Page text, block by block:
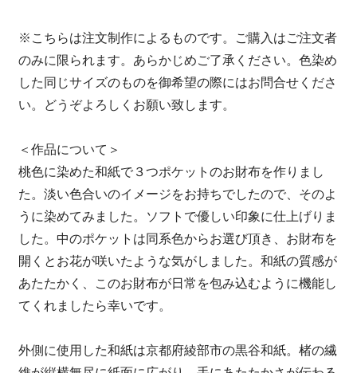
※こちらは注文制作によるものです。ご購入はご注文者
のみに限られます。あらかじめご了承ください。色染め
した同じサイズのものを御希望の際にはお問合せくださ
い。どうぞよろしくお願い致します。
＜作品について＞
桃色に染めた和紙で３つポケットのお財布を作りまし
た。淡い色合いのイメージをお持ちでしたので、そのよ
うに染めてみました。ソフトで優しい印象に仕上げりま
した。中のポケットは同系色からお選び頂き、お財布を
開くとお花が咲いたような気がしました。和紙の質感が
あたたかく、このお財布が日常を包み込むように機能し
てくれましたら幸いです。
外側に使用した和紙は京都府綾部市の黒谷和紙。楮の繊